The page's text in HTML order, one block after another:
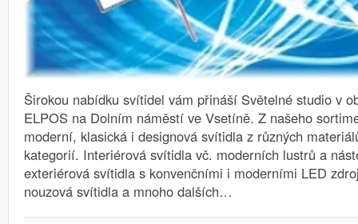
Širokou nabídku svítidel vám přináší Světelné studio v
ELPOS na Dolním náměstí ve Vsetíně. Z našeho
moderní, klasická i designová svítidla z různých
kategorií. Interiérová svítidla vč. moderních lustrů a
exteriérová svítidla s konvenčními i moderními LED
nouzová svítidla a mnoho dalších…